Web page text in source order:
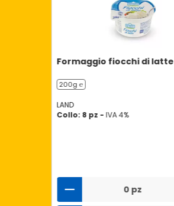
Formaggio fiocchi di latte
200g ℮
LAND
Collo: 8 pz - IVA 4%
0 pz